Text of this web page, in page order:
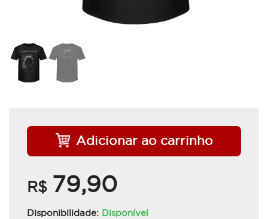
Adicionar ao carrinho
R$ 79,90
Disponibilidade: Disponível